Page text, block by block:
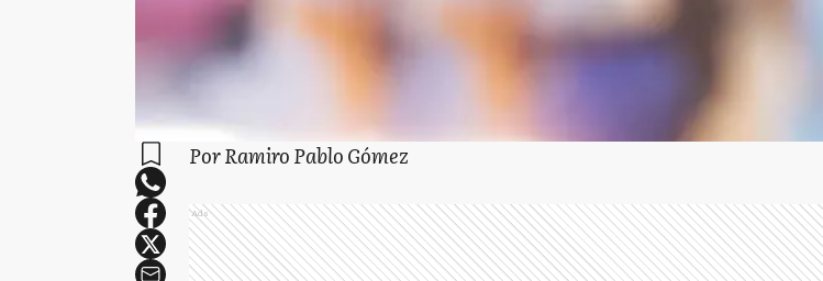
Por Ramiro Pablo Gómez
Ads